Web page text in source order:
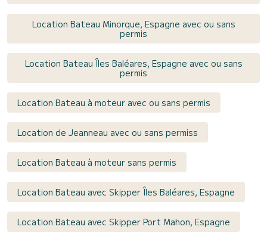
Location Bateau Minorque, Espagne avec ou sans
permis
Location Bateau Îles Baléares, Espagne avec ou sans
permis
Location Bateau à moteur avec ou sans permis
Location de Jeanneau avec ou sans permiss
Location Bateau à moteur sans permis
Location Bateau avec Skipper Îles Baléares, Espagne
Location Bateau avec Skipper Port Mahon, Espagne